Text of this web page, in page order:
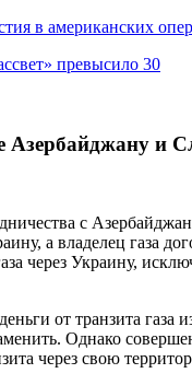
в американских
превысило 30
Азербайджану и
с
а владелец газа
через Украину,
от транзита
Однако
через свою